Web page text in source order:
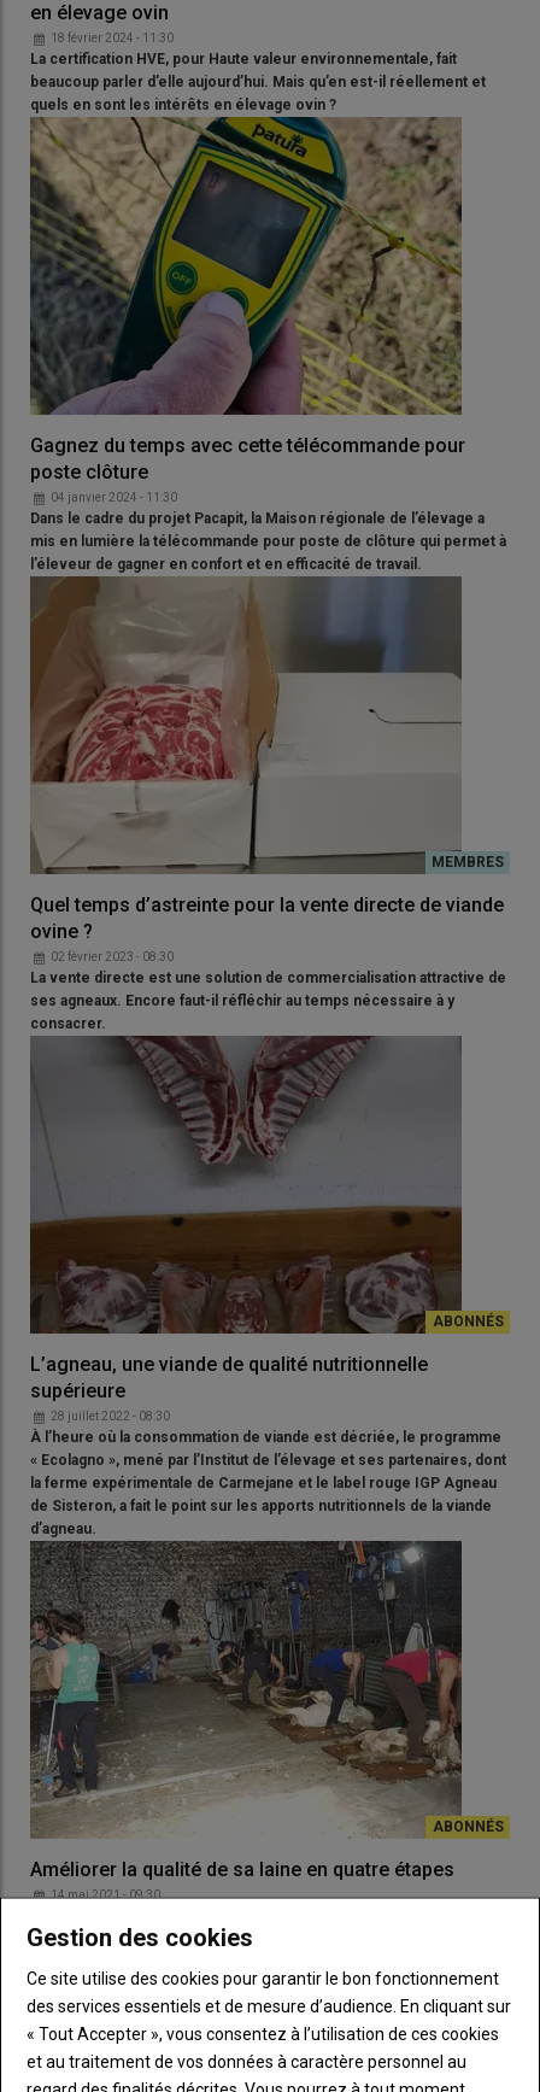
en élevage ovin
18 février 2024 - 11:30
La certification HVE, pour Haute valeur environnementale, fait
beaucoup parler d’elle aujourd’hui. Mais qu’en est-il réellement et
quels en sont les intérêts en élevage ovin ?
Gagnez du temps avec cette télécommande pour
poste clôture
04 janvier 2024 - 11:30
Dans le cadre du projet Pacapit, la Maison régionale de l’élevage a
mis en lumière la télécommande pour poste de clôture qui permet à
l’éleveur de gagner en confort et en efficacité de travail.
Quel temps d’astreinte pour la vente directe de viande
ovine ?
02 février 2023 - 08:30
La vente directe est une solution de commercialisation attractive de
ses agneaux. Encore faut-il réfléchir au temps nécessaire à y
consacrer.
L’agneau, une viande de qualité nutritionnelle
supérieure
28 juillet 2022 - 08:30
À l’heure où la consommation de viande est décriée, le programme
« Ecolagno », mené par l’Institut de l’élevage et ses partenaires, dont
la ferme expérimentale de Carmejane et le label rouge IGP Agneau
de Sisteron, a fait le point sur les apports nutritionnels de la viande
d’agneau.
Améliorer la qualité de sa laine en quatre étapes
14 mai 2021 - 09:30
quatre conseils des techniciens ovins du Sud-Est pour préserver
Gestion des cookies
Ce site utilise des cookies pour garantir le bon fonctionnement
des services essentiels et de mesure d’audience. En cliquant sur
« Tout Accepter », vous consentez à l’utilisation de ces cookies
et au traitement de vos données à caractère personnel au